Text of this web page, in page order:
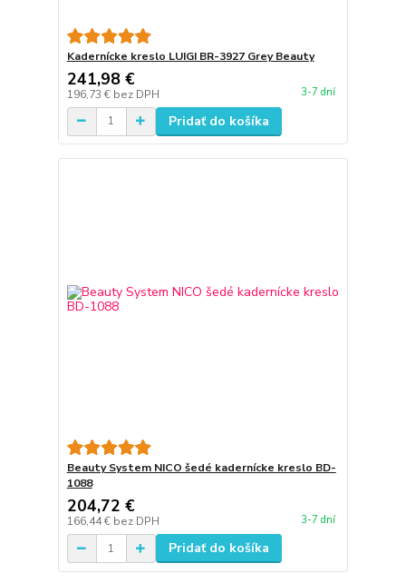
Kadernícke kreslo LUIGI BR-3927 Grey Beauty
241,98 €
196,73 € bez DPH 3-7 dní
Pridať do košíka
Beauty System NICO šedé kadernícke kreslo BD-
1088
204,72 €
166,44 € bez DPH 3-7 dní
Pridať do košíka